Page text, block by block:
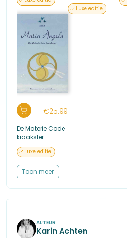
Formaat: 307 x 217 x 20Luxe editie
€25.99
De Materie Code
kraakster
Luxe editie
Toon meer
AUTEUR
Karin Achten